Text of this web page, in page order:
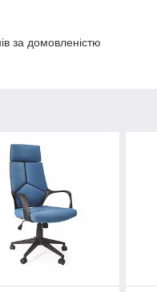
за домовленістю